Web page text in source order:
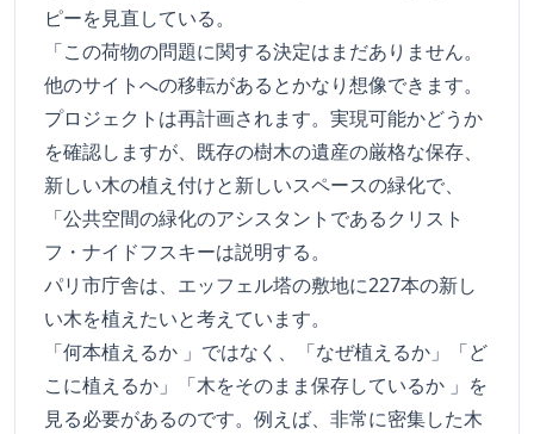
ピーを見直している。
「この荷物の問題に関する決定はまだありません。
他のサイトへの移転があるとかなり想像できます。
プロジェクトは再計画されます。実現可能かどうか
を確認しますが、既存の樹木の遺産の厳格な保存、
新しい木の植え付けと新しいスペースの緑化で、
「公共空間の緑化のアシスタントであるクリスト
フ・ナイドフスキーは説明する。
パリ市庁舎は、エッフェル塔の敷地に227本の新し
い木を植えたいと考えています。
「何本植えるか 」ではなく、「なぜ植えるか」「ど
こに植えるか」「木をそのまま保存しているか 」を
見る必要があるのです。例えば、非常に密集した木